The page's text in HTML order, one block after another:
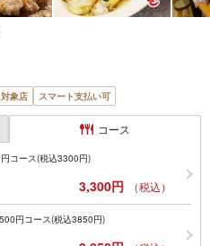
象店 スマート支払い可
コース
コース(税込3300円)
3,300円 （税込）
円コース(税込3850円)